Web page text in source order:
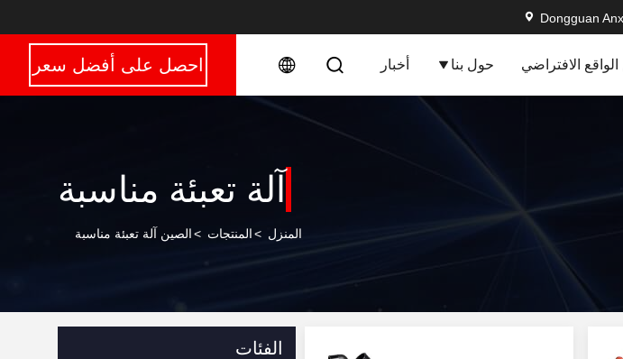
Dongguan
الافتراضي حول بنا أخبار احصل على أفضل سعر
آلة تعبئة مناسبة
المنزل >المنتجات >الصين آلة تعبئة مناسبة
الفئات